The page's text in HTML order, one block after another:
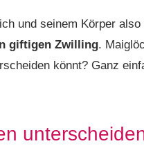
und seinem Körper
giftigen Zwilling.
könnt? Ganz